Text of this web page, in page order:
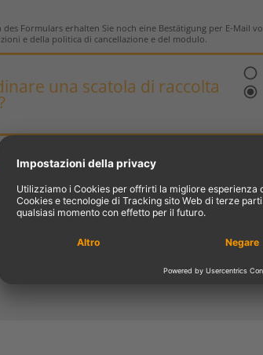
des Formulars erhalten Sie noch eine Bestätigung per E-Mail
e della politica di cancellazione e del modulo.
una scatola di raccolta
radio_button_unchecked
radio_button_checked
gratuita dei vuoti?